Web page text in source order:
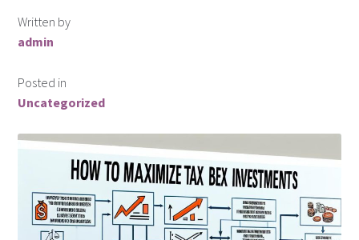
Finansiella instrument för valutahandel
Hur köper man aktier?
Investera i snabblåneföretag
Investera i syndaktier
Investera i syndfonder
Written by
admin
Posted in
Uncategorized